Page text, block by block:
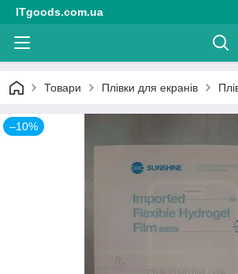
ITgoods.com.ua
Товари Плівки для екранів
–10%